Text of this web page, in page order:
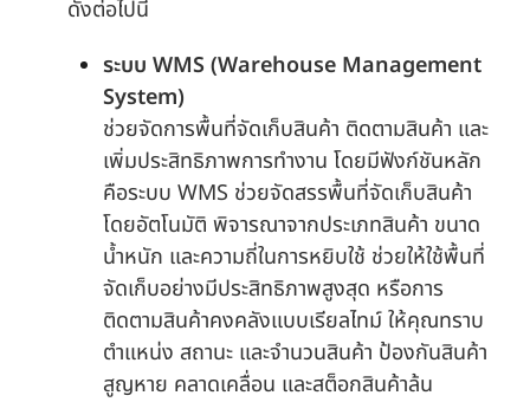
ดังต่อไปนี้
ระบบ WMS (Warehouse Management
System)
ช่วยจัดการพื้นที่จัดเก็บสินค้า ติดตามสินค้า และ
เพิ่มประสิทธิภาพการทำงาน โดยมีฟังก์ชันหลัก
คือระบบ WMS ช่วยจัดสรรพื้นที่จัดเก็บสินค้า
โดยอัตโนมัติ พิจารณาจากประเภทสินค้า ขนาด
น้ำหนัก และความถี่ในการหยิบใช้ ช่วยให้ใช้พื้นที่
จัดเก็บอย่างมีประสิทธิภาพสูงสุด หรือการ
ติดตามสินค้าคงคลังแบบเรียลไทม์ ให้คุณทราบ
ตำแหน่ง สถานะ และจำนวนสินค้า ป้องกันสินค้า
สูญหาย คลาดเคลื่อน และสต็อกสินค้าล้น